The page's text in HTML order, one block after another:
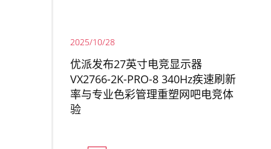
2025/10/28
优派发布27英寸电竞显示器
VX2766-2K-PRO-8 340Hz疾速刷新
率与专业色彩管理重塑网吧电竞体
验